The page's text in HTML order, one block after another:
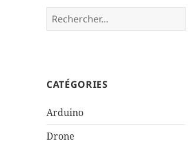
Rechercher :
CATÉGORIES
Arduino
Drone